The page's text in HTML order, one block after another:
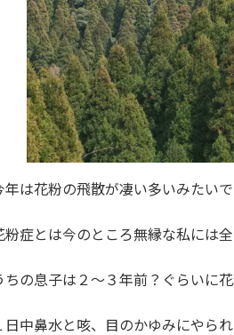
年は花粉の飛散が凄い多いみたいで
粉症とは今のところ無縁な私には
ちの息子は２～３年前？ぐらいに
日中鼻水と咳、目のかゆみにやら